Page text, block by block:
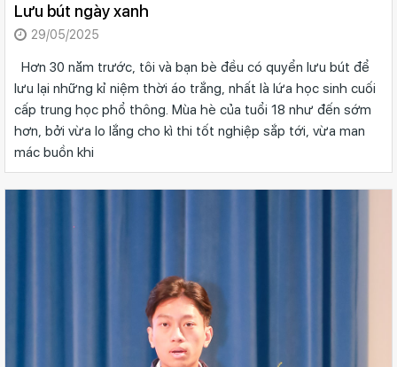
Lưu bút ngày xanh
29/05/2025
Hơn 30 năm trước, tôi và bạn bè đều có quyển lưu bút để
lưu lại những kỉ niệm thời áo trắng, nhất là lứa học sinh cuối
cấp trung học phổ thông. Mùa hè của tuổi 18 như đến sớm
hơn, bởi vừa lo lắng cho kì thi tốt nghiệp sắp tới, vừa man
mác buồn khi